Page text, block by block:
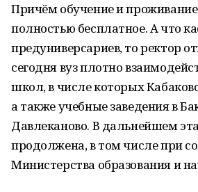
Причём обучение и
полностью бесплатное. А что
предуниверсариев, то ректор
сегодня вуз плотно
школ, в числе которых
а также учебные заведения в
Давлеканово. В дальнейшем
продолжена, в том числе при
Министерства образования и